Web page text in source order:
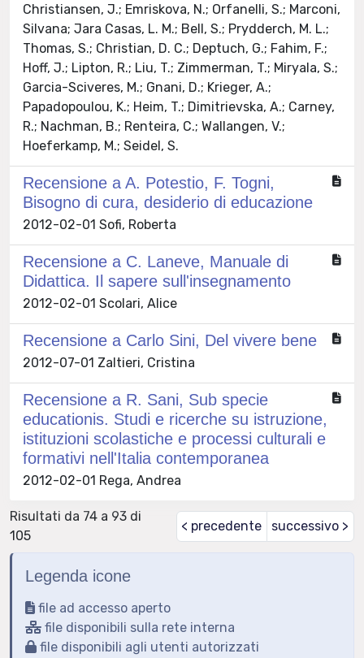
Christiansen, J.; Emriskova, N.; Orfanelli, S.; Marconi,
Silvana; Jara Casas, L. M.; Bell, S.; Prydderch, M. L.;
Thomas, S.; Christian, D. C.; Deptuch, G.; Fahim, F.;
Hoff, J.; Lipton, R.; Liu, T.; Zimmerman, T.; Miryala, S.;
Garcia-Sciveres, M.; Gnani, D.; Krieger, A.;
Papadopoulou, K.; Heim, T.; Dimitrievska, A.; Carney,
R.; Nachman, B.; Renteira, C.; Wallangen, V.;
Hoeferkamp, M.; Seidel, S.
Recensione a A. Potestio, F. Togni,
Bisogno di cura, desiderio di educazione
2012-02-01 Sofi, Roberta
Recensione a C. Laneve, Manuale di
Didattica. Il sapere sull'insegnamento
2012-02-01 Scolari, Alice
Recensione a Carlo Sini, Del vivere bene
2012-07-01 Zaltieri, Cristina
Recensione a R. Sani, Sub specie
educationis. Studi e ricerche su istruzione,
istituzioni scolastiche e processi culturali e
formativi nell'Italia contemporanea
2012-02-01 Rega, Andrea
Risultati da 74 a 93 di
105
< precedente successivo >
Legenda icone
file ad accesso aperto
file disponibili sulla rete interna
file disponibili agli utenti autorizzati